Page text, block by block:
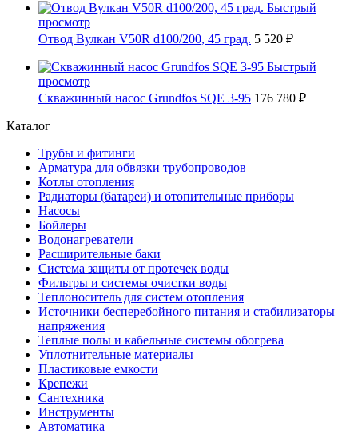
Быстрый
просмотр
Отвод Вулкан V50R d100/200, 45 град. 5 520 ₽
Быстрый
просмотр
Скважинный насос Grundfos SQE 3-95 176 780 ₽
Каталог
Трубы и фитинги
Арматура для обвязки трубопроводов
Котлы отопления
Радиаторы (батареи) и отопительные приборы
Насосы
Бойлеры
Водонагреватели
Расширительные баки
Система защиты от протечек воды
Фильтры и системы очистки воды
Теплоноситель для систем отопления
Источники бесперебойного питания и стабилизаторы
напряжения
Теплые полы и кабельные системы обогрева
Уплотнительные материалы
Пластиковые емкости
Крепежи
Сантехника
Инструменты
Автоматика